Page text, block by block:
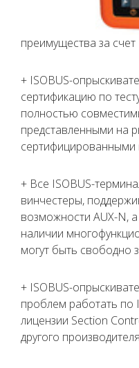
преимущества за счет
+ ISOBUS-
сертификацию по
полностью
представленными на
сертифицированными
+ Все ISOBUS-
винчестеры,
возможности AUX-N,
наличии
могут быть свободно
+ ISOBUS-
проблем работать по
лицензии Section
другого